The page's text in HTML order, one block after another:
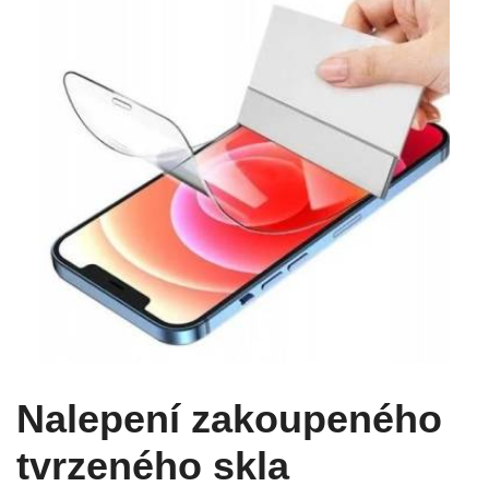
Nalepení zakoupeného
tvrzeného skla